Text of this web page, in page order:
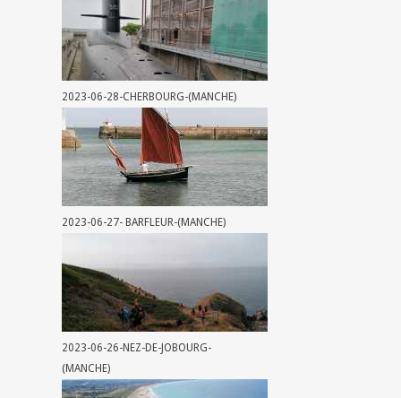
2023-06-28-CHERBOURG-(MANCHE)
2023-06-27- BARFLEUR-(MANCHE)
2023-06-26-NEZ-DE-JOBOURG-
(MANCHE)